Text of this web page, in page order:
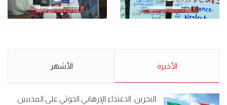
الأحد 5 مايو 2019
5-2019.
نبيع مخدرات يعني ولا خمر؟!.
الأخيرة الأشهر
البحرين: الاعتداء الإرهابي الحوثي على المدنيين